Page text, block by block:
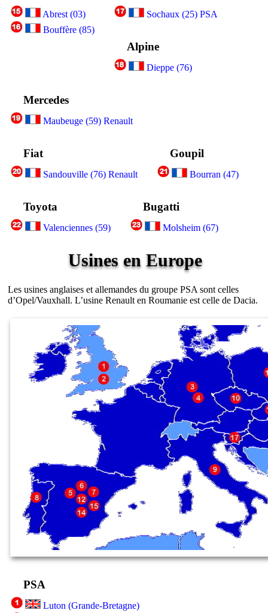
Abrest (03)
Bouffère (85)
Sochaux (25) PSA
Alpine
Dieppe (76)
Mercedes
Maubeuge (59) Renault
Fiat
Sandouville (76) Renault
Goupil
Bourran (47)
Toyota
Valenciennes (59)
Bugatti
Molsheim (67)
Usines en Europe
Les usines anglaises et allemandes du groupe PSA sont celles
d’Opel/Vauxhall. L’usine Renault en Roumanie est celle de Dacia.
PSA
Luton (Grande-Bretagne)